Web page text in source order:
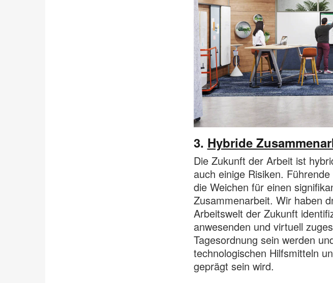
3. Hybride
Die Zukunft der Arbeit ist
auch einige Risiken.
die Weichen für einen
Zusammenarbeit. Wir haben
Arbeitswelt der Zukunft
anwesenden und virtuell
Tagesordnung sein werden
technologischen Hilfsmitteln
geprägt sein wird.